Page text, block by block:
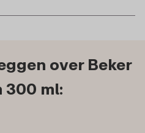
over Beker
300 ml: